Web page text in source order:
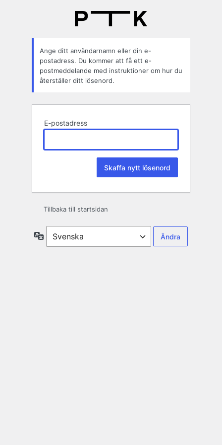
Ange ditt användarnamn eller din e-
postadress. Du kommer att få ett e-
postmeddelande med instruktioner om hur du
återställer ditt lösenord.
E-postadress
Tillbaka till startsidan
Språk